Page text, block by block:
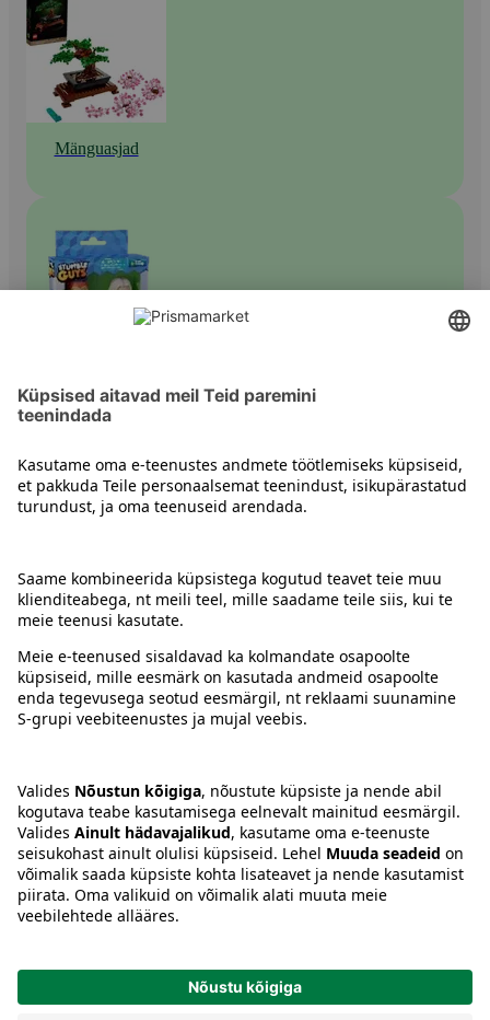
Mänguasjad
Tegelased ja figuurid
Juhised
Tingimused
Keel:ETENRU